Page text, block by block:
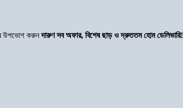
উপভোগ করুনদারুণ সব অফার, বিশেষ ছাড় ও দ্রুততম হোম ডেলিভারি!